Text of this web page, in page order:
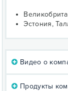
Эстония,
Видео о
Продукты